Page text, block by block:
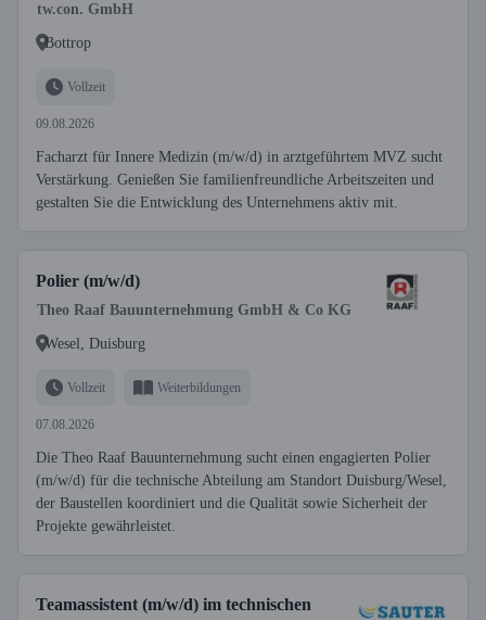
tw.con. GmbH
Bottrop
Vollzeit
09.08.2026
Facharzt für Innere Medizin (m/w/d) in arztgeführtem MVZ sucht
Verstärkung. Genießen Sie familienfreundliche Arbeitszeiten und
gestalten Sie die Entwicklung des Unternehmens aktiv mit.
Polier (m/w/d)
Theo Raaf Bauunternehmung GmbH & Co KG
Wesel, Duisburg
Vollzeit Weiterbildungen
07.08.2026
Die Theo Raaf Bauunternehmung sucht einen engagierten Polier
(m/w/d) für die technische Abteilung am Standort Duisburg/Wesel,
der Baustellen koordiniert und die Qualität sowie Sicherheit der
Projekte gewährleistet.
Teamassistent (m/w/d) im technischen